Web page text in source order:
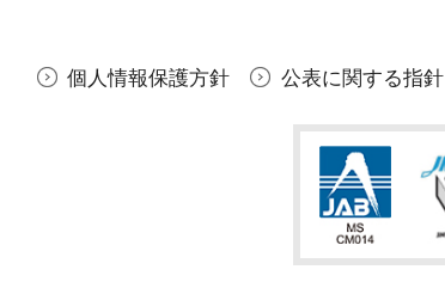
個人情報保護方針 公表に関する指針